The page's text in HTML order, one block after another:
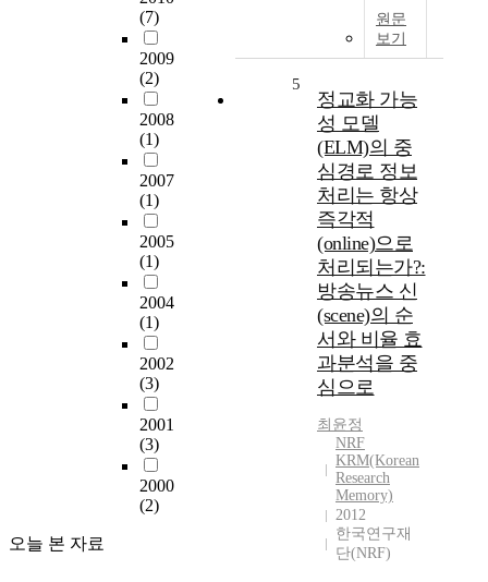
(7)
2009
(2)
2008
(1)
2007
(1)
2005
(1)
2004
(1)
2002
(3)
2001
(3)
2000
(2)
오늘 본 자료
원문
보기
5
정교화 가능
성 모델
(ELM)의 중
심경로 정보
처리는 항상
즉각적
(online)으로
처리되는가?:
방송뉴스 신
(scene)의 순
서와 비율 효
과분석을 중
심으로
최윤정
NRF
KRM(Korean
Research
Memory)
2012
한국연구재
단(NRF)